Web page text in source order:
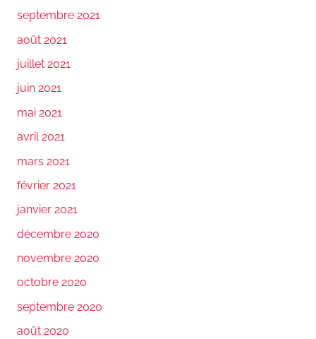
septembre 2021
août 2021
juillet 2021
juin 2021
mai 2021
avril 2021
mars 2021
février 2021
janvier 2021
décembre 2020
novembre 2020
octobre 2020
septembre 2020
août 2020